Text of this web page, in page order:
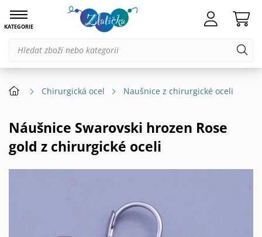
KATEGORIE
Chirurgická ocel Naušnice z chirurgické oceli
Náušnice Swarovski hrozen Rose
gold z chirurgické oceli